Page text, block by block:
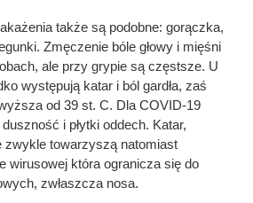
także są podobne: gorączka,
Zmęczenie bóle głowy i mięśni
ale przy grypie są częstsze. U
występują katar i ból gardła, zaś
od 39 st. C. Dla COVID-19
i płytki oddech. Katar,
zwykle towarzyszą natomiast
wirusowej która ogranicza się do
zwłaszcza nosa.